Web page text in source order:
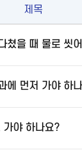
제목
쳤을 때 물로 씻
에 먼저 가야 하
가야 하나요?